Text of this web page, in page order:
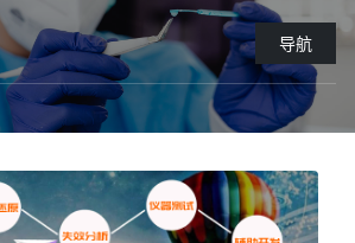
导航